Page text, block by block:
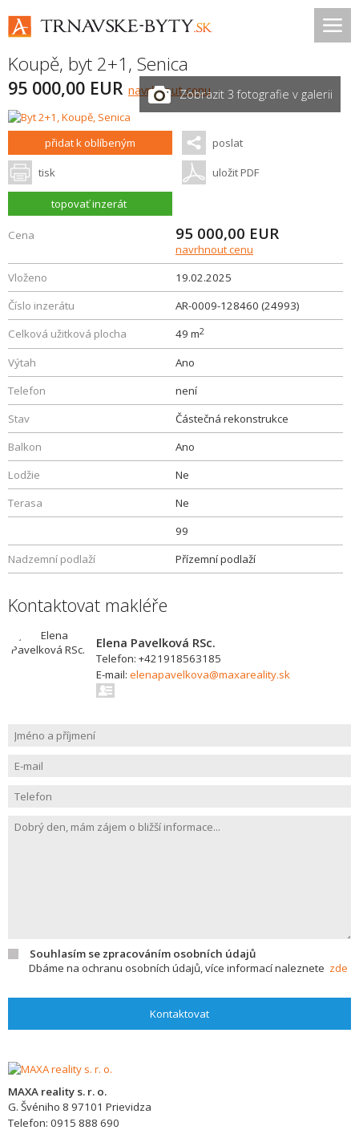
Koupě, byt 2+1, Senica
95 000,00 EUR navrhnout cenuZobrazit 3 fotografie v galerii
přidat k oblíbeným poslat
tisk uložit PDF
topovať inzerát
Cena 95 000,00 EUR
navrhnout cenu
Vloženo
19.02.2025
Číslo inzerátu
AR-0009-128460 (24993)
Celková užitková plocha
49 m2
Výtah
Ano
Telefon
není
Stav
Částečná rekonstrukce
Balkon
Ano
Lodžie
Ne
Terasa
Ne
99
Nadzemní podlaží
Přízemní podlaží
Kontaktovat makléře
Elena Pavelková RSc.
Telefon: +421918563185
E-mail: elenapavelkova@maxareality.sk
Souhlasím se zpracováním osobních údajů
Dbáme na ochranu osobních údajů, více informací naleznete zde
Kontaktovat
MAXA reality s. r. o.
G. Švéniho 8 97101 Prievidza
Telefon: 0915 888 690